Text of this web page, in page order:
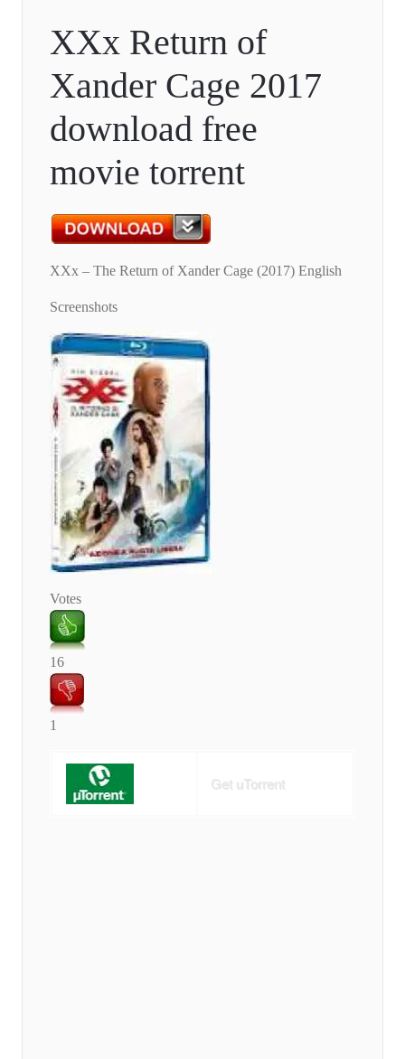
XXx Return of
Xander Cage 2017
download free
movie torrent
XXx – The Return of Xander Cage (2017) English
Screenshots
Votes
16
1
Get uTorrent